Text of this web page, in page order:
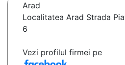
Arad
Localitatea Arad Strada
6
Vezi profilul firmei pe